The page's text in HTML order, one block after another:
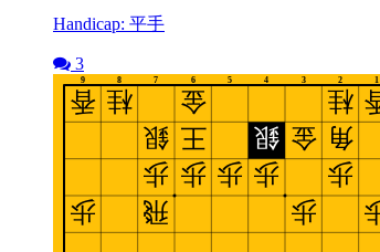
Handicap: 平手
3